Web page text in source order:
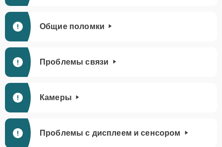
Общие поломки
Проблемы связи
Камеры
Проблемы с дисплеем и сенсором